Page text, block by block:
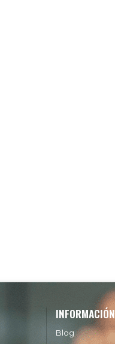
INFORMACIÓN
Blog